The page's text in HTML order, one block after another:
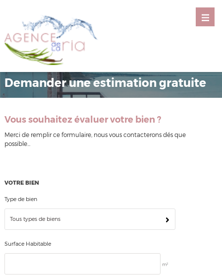
Demander une estimation gratuite
Vous souhaitez évaluer votre bien ?
Merci de remplir ce formulaire, nous vous contacterons dés que
possible...
VOTRE BIEN
Type de bien
Tous types de biens
Surface Habitable
m2